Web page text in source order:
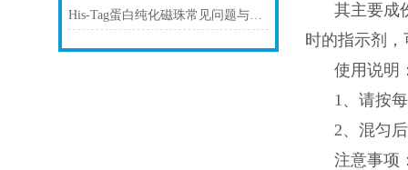
His-Tag蛋白纯化磁珠常见问题与解决方案
其主要成
时的指示剂
使用说明
1、请按
2、混匀
注意事